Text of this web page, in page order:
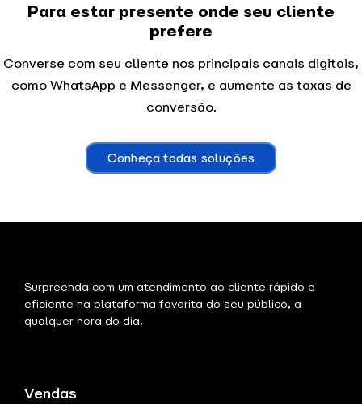
Para estar presente onde seu cliente
prefere
Converse com seu cliente nos principais canais digitais,
como WhatsApp e Messenger, e aumente as taxas de
conversão.
Conheça todas soluções
Surpreenda com um atendimento ao cliente rápido e
eficiente na plataforma favorita do seu público, a
qualquer hora do dia.
Vendas